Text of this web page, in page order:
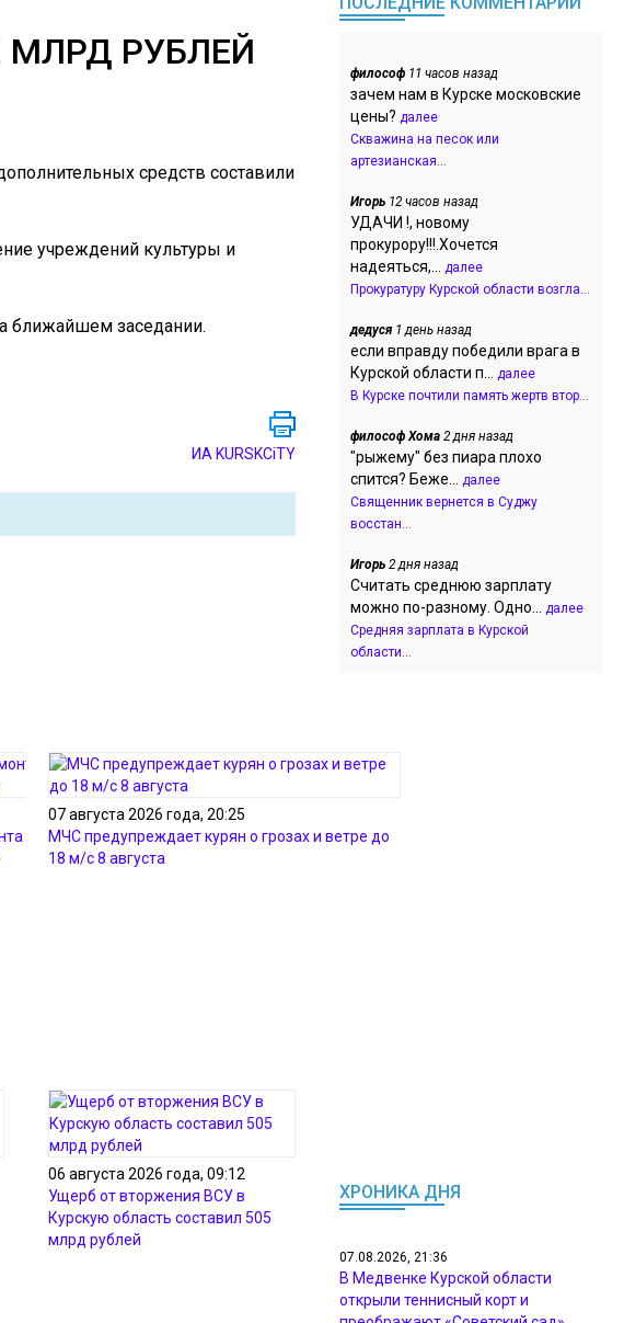
МЛРД РУБЛЕЙ
средств составили
учреждений культуры и
ближайшем заседании.
ИА KURSKCiTY
детских
07 августа 2026 года, 20:25
МЧС предупреждает курян о грозах и ветре до
18 м/с 8 августа
06 августа 2026 года, 09:12
Ущерб от вторжения ВСУ в
Курскую область составил 505
млрд рублей
философ 11 часов назад
зачем нам в Курске московские
цены? далее
Скважина на песок или
артезианская...
Игорь 12 часов назад
УДАЧИ !, новому
прокурору!!!.Хочется
надеяться,... далее
Прокуратуру Курской области возгла...
дедуся1 день назад
если вправду победили врага в
Курской области п... далее
В Курске почтили память жертв втор...
философ Хома 2 дня назад
"рыжему" без пиара плохо
спится? Беже... далее
Священник вернется в Суджу
восстан...
Игорь 2 дня назад
Считать среднюю зарплату
можно по-разному. Одно... далее
Средняя зарплата в Курской
области...
ХРОНИКА ДНЯ
07.08.2026, 21:36
В Медвенке Курской области
открыли теннисный корт и